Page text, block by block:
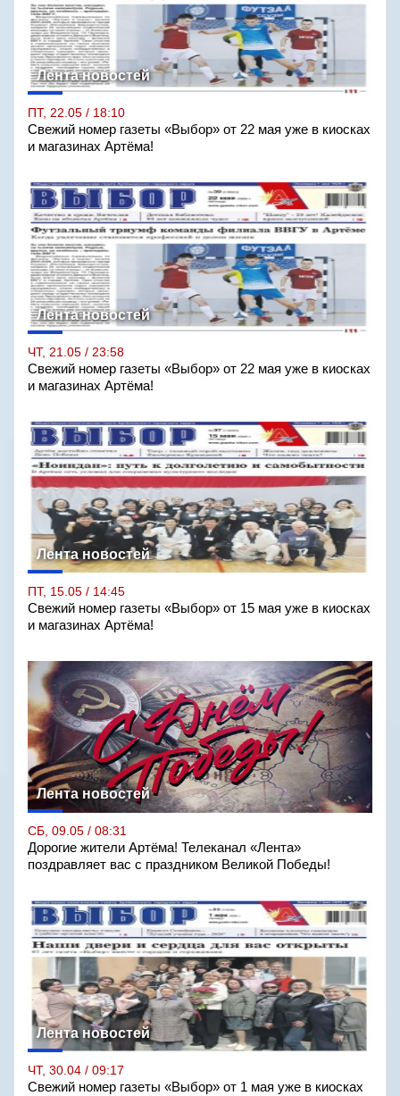
Лента новостей
ПТ, 22.05 / 18:10
Свежий номер газеты «Выбор» от 22 мая уже в киосках
и магазинах Артёма!
Лента новостей
ЧТ, 21.05 / 23:58
Свежий номер газеты «Выбор» от 22 мая уже в киосках
и магазинах Артёма!
Лента новостей
ПТ, 15.05 / 14:45
Свежий номер газеты «Выбор» от 15 мая уже в киосках
и магазинах Артёма!
Лента новостей
СБ, 09.05 / 08:31
Дорогие жители Артёма! Телеканал «Лента»
поздравляет вас с праздником Великой Победы!
Лента новостей
ЧТ, 30.04 / 09:17
Свежий номер газеты «Выбор» от 1 мая уже в киосках